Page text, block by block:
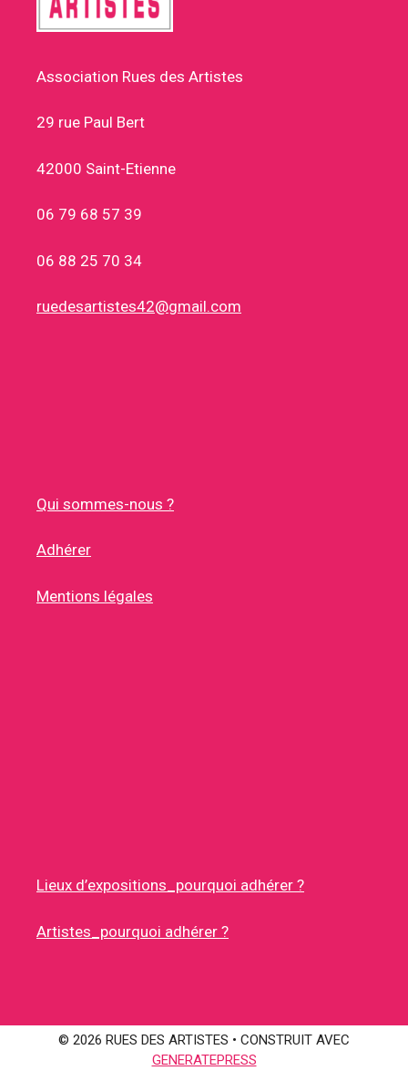
Association Rues des Artistes
29 rue Paul Bert
42000 Saint-Etienne
06 79 68 57 39
06 88 25 70 34
ruedesartistes42@gmail.com
Qui sommes-nous ?
Adhérer
Mentions légales
Lieux d’expositions_pourquoi adhérer ?
Artistes_pourquoi adhérer ?
© 2026 RUES DES ARTISTES • CONSTRUIT AVEC
GENERATEPRESS